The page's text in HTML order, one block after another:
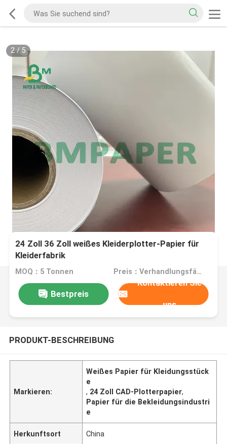
2/ 5
24 Zoll 36 Zoll weißes Kleiderplotter-Papier für
Kleiderfabrik
MOQ：5 Tonnen Preis：Verhandlungsfähig
Bestpreis
Kontaktieren Sie
uns
PRODUKT-BESCHREIBUNG
Markieren:
Weißes Papier für Kleidungsstück
e
, 24 Zoll CAD-Plotterpapier,
Papier für die Bekleidungsindustri
e
Herkunftsort China